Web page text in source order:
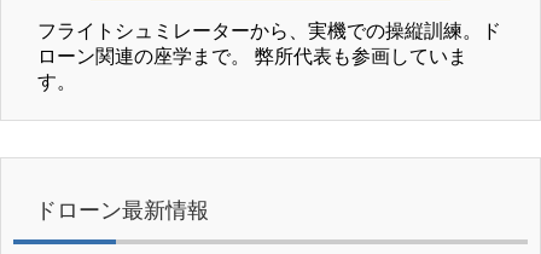
フライトシュミレーターから、実機での操縦訓練。ド
ローン関連の座学まで。 弊所代表も参画していま
す。
ドローン最新情報